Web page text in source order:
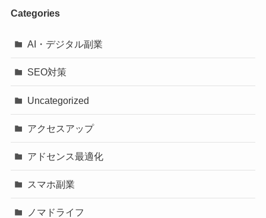
Categories
AI・デジタル副業
SEO対策
Uncategorized
アクセスアップ
アドセンス最適化
スマホ副業
ノマドライフ